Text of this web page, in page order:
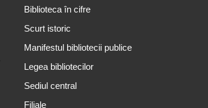
Biblioteca în cifre
Scurt istoric
Manifestul bibliotecii publice
Legea bibliotecilor
Sediul central
Filiale